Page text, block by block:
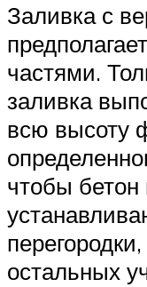
Заливка с
частями.
заливка
всю высоту
чтобы бетон
остальных